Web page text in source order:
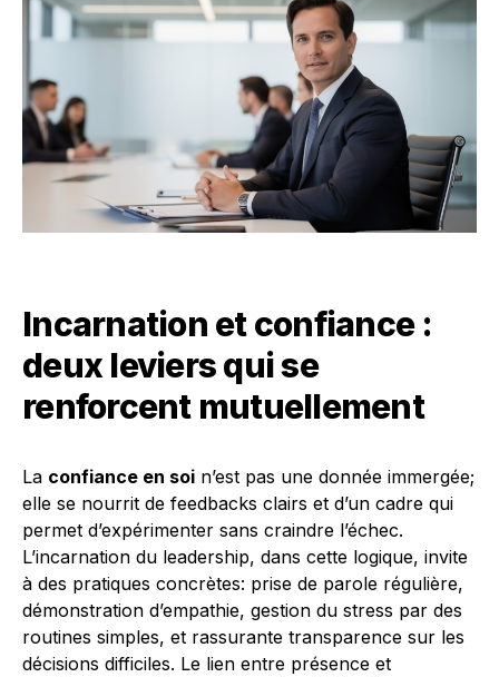
Incarnation et confiance :
deux leviers qui se
renforcent mutuellement
La confiance en soi n’est pas une donnée immergée;
elle se nourrit de feedbacks clairs et d’un cadre qui
permet d’expérimenter sans craindre l’échec.
L’incarnation du leadership, dans cette logique, invite
à des pratiques concrètes: prise de parole régulière,
démonstration d’empathie, gestion du stress par des
routines simples, et rassurante transparence sur les
décisions difficiles. Le lien entre présence et